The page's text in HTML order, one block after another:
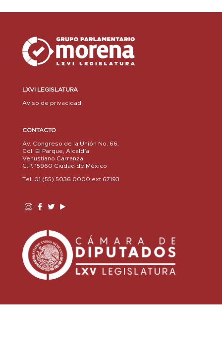
LXVI LEGISLATURA
Aviso de privacidad
CONTACTO
Av. Congreso de la Unión No. 66,
Col. El Parque, Alcaldía
Venustiano Carranza
C.P. 15960 Ciudad de México
Tel: 01 (55) 5036 0000 ext.67193